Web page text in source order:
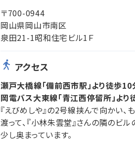
〒700-0944
岡山県岡山市南区
泉田21-1昭和住宅ビル1Ｆ
アクセス
瀬戸大橋線「備前西市駅」より徒歩10
岡電バス大東線「青江西停留所」より
『えびめしや』の2号線挟んで向かい、
渡って、『小林朱雲堂』さんの隣のビル
少し奥まっています。